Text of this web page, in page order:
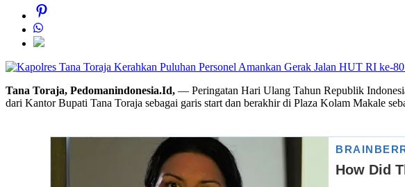
Tana Toraja, Pedomanindonesia.Id, — Peringatan Hari Ulang Tahun Republik
dari Kantor Bupati Tana Toraja sebagai garis start dan berakhir di Plaza Kolam Makale